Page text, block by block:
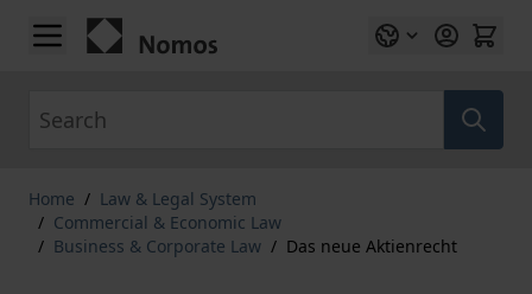
Skip to Content
Home / Law & Legal System
/ Commercial & Economic Law
/ Business & Corporate Law / Das neue Aktienrecht